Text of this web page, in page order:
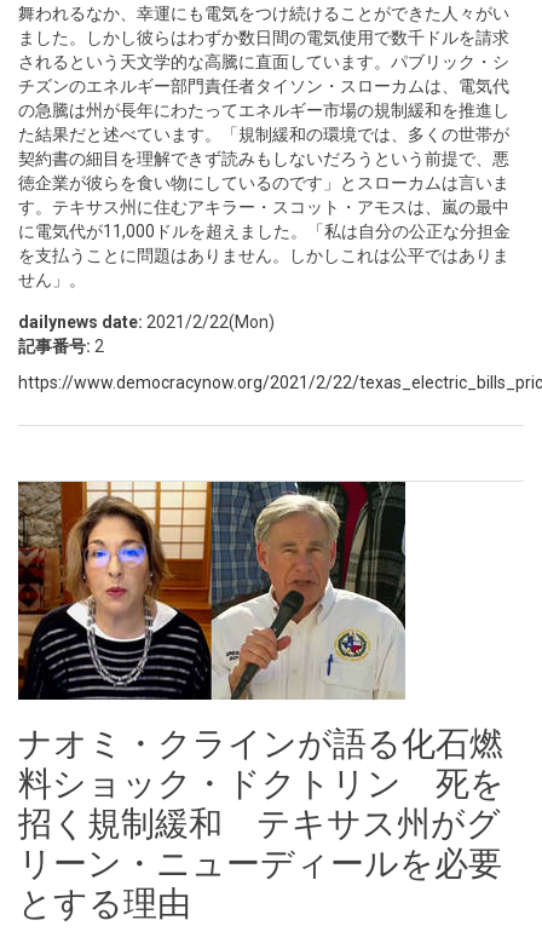
舞われるなか、幸運にも電気をつけ続けることができた人々がい
ました。しかし彼らはわずか数日間の電気使用で数千ドルを請求
されるという天文学的な高騰に直面しています。パブリック・シ
チズンのエネルギー部門責任者タイソン・スローカムは、電気代
の急騰は州が長年にわたってエネルギー市場の規制緩和を推進し
た結果だと述べています。「規制緩和の環境では、多くの世帯が
契約書の細目を理解できず読みもしないだろうという前提で、悪
徳企業が彼らを食い物にしているのです」とスローカムは言いま
す。テキサス州に住むアキラー・スコット・アモスは、嵐の最中
に電気代が11,000ドルを超えました。「私は自分の公正な分担金
を支払うことに問題はありません。しかしこれは公平ではありま
せん」。
dailynews date: 2021/2/22(Mon)
記事番号: 2
https://www.democracynow.org/2021/2/22/
ナオミ・クラインが語る化石燃
料ショック・ドクトリン 死を
招く規制緩和 テキサス州がグ
リーン・ニューディールを必要
とする理由